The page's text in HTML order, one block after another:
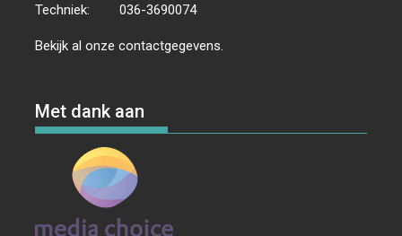
Techniek:
036-3690074
Bekijk al onzecontactgegevens
Met dank aan